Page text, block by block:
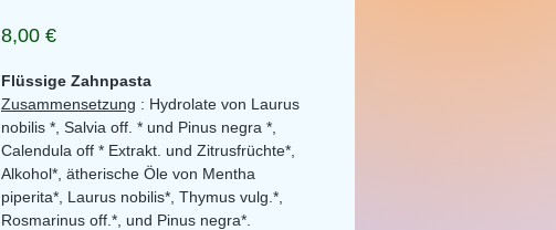
8,00 €Preis
Flüssige Zahnpasta
Zusammensetzung : Hydrolate von Laurus
nobilis *, Salvia off. * und Pinus negra *,
Calendula off * Extrakt. und Zitrusfrüchte*,
Alkohol*, ätherische Öle von Mentha
piperita*, Laurus nobilis*, Thymus vulg.*,
Rosmarinus off.*, und Pinus negra*.